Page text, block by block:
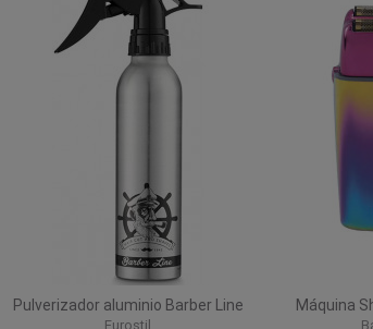
Pulverizador aluminio Barber Line
Eurostil
Máquina